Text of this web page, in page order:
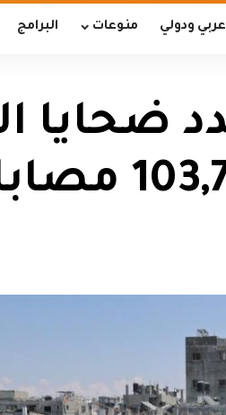
عربي ودولي منوعات البرامج
ضحايا